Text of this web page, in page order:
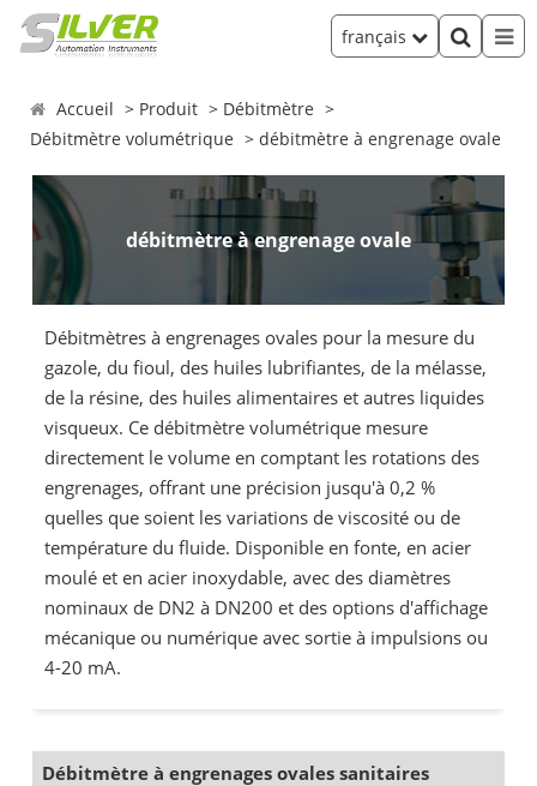
français
Accueil Produit
Débitmètre
Débitmètre volumétrique
débitmètre à engrenage ovale
débitmètre à engrenage ovale
Débitmètres à engrenages ovales pour la mesure du
gazole, du fioul, des huiles lubrifiantes, de la mélasse,
de la résine, des huiles alimentaires et autres liquides
visqueux. Ce débitmètre volumétrique mesure
directement le volume en comptant les rotations des
engrenages, offrant une précision jusqu'à 0,2 %
quelles que soient les variations de viscosité ou de
température du fluide. Disponible en fonte, en acier
moulé et en acier inoxydable, avec des diamètres
nominaux de DN2 à DN200 et des options d'affichage
mécanique ou numérique avec sortie à impulsions ou
4-20 mA.
Débitmètre à engrenages ovales sanitaires